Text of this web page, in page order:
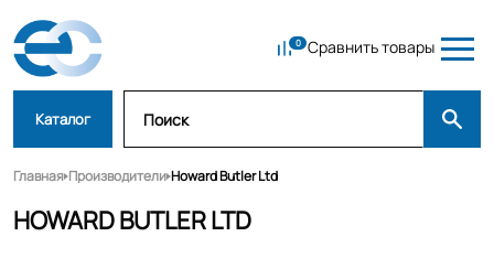
Сравнить товары
Каталог
Главная Производители Howard Butler Ltd
HOWARD BUTLER LTD